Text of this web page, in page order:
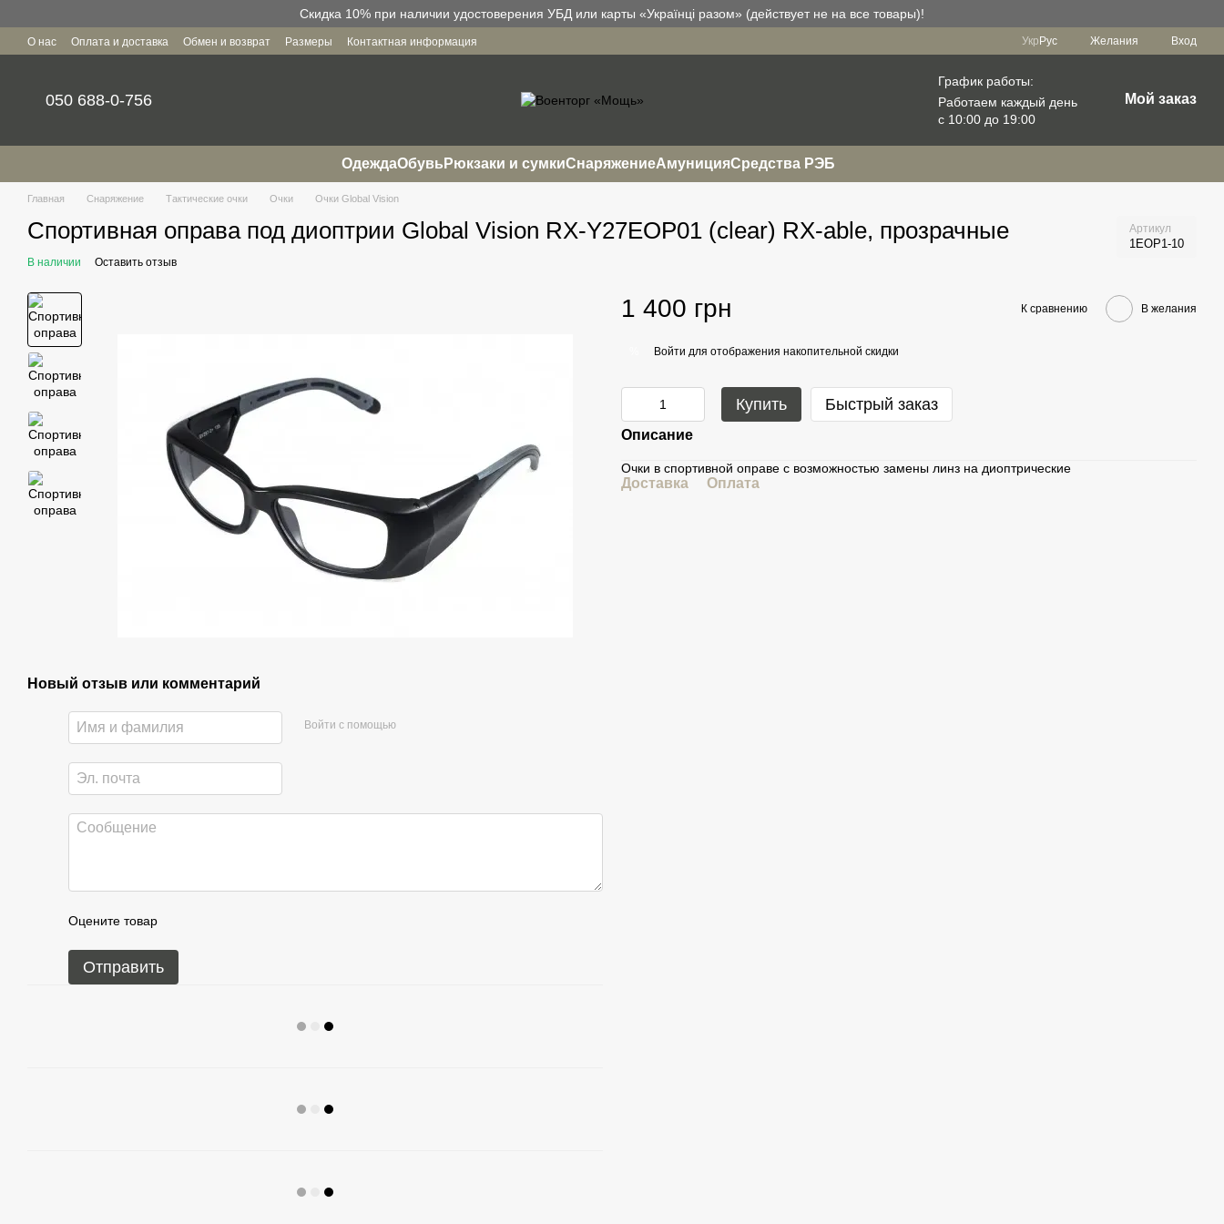
Скидка 10% при наличии удостоверения УБД или карты «Українці разом» (действует не на все товары)!
О нас Оплата и доставка Обмен и возврат Размеры
Контактная информация
Укр Рус Желания Вход
050 688-0-756
График работы:
Работаем каждый день
с 10:00 до 19:00
Мой заказ
ОдеждаОбувь Рюкзаки и сумкиСнаряжениеАмуницияСредства РЭБ
Главная Снаряжение Тактические очки Очки Очки Global Vision
Спортивная оправа под диоптрии Global Vision RX-Y27EOP01 (clear) RX-able, прозрачные Артикул
1EOP1-10
В наличии Оставить отзыв
Новый отзыв или комментарий
Войти с помощью
Оцените товар
Отправить
1 400 грн К сравнению В желания
Войти для отображения накопительной скидки
Купить Быстрый заказ
Описание
Очки в спортивной оправе с возможностью замены линз на диоптрические
Доставка Оплата